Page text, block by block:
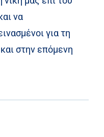
να
για τη
στην επόμενη